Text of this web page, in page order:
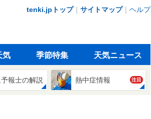
tenki.jpトップ｜ サイトマップ｜ ヘルプ
気 季節特集 天気ニュース
報士の解説 熱中症情報 注目